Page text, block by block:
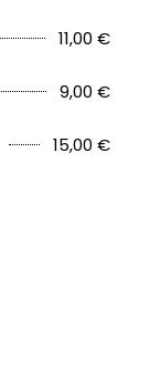
11,00 €
9,00 €
15,00 €